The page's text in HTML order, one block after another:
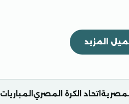
المزيد
اتحاد الكرة المصري المباريات